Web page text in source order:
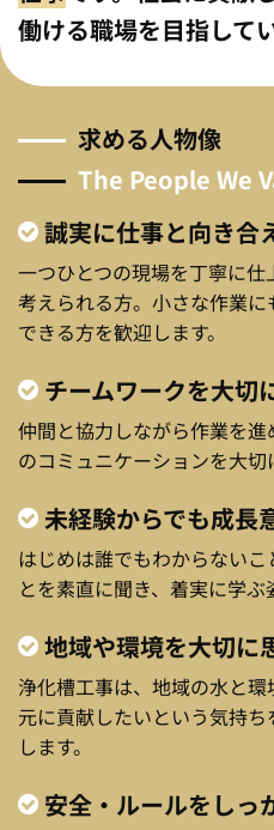
働ける職場を目指してい
求める人物像
The People We
誠実に仕事と向き合
一つひとつの現場を丁寧に
考えられる方。小さな作業
できる方を歓迎します。
チームワークを大切
仲間と協力しながら作業を
のコミュニケーションを大切
未経験からでも成長
はじめは誰でもわからない
とを素直に聞き、着実に学ぶ
地域や環境を大切に
浄化槽工事は、地域の水と
元に貢献したいという気持
します。
安全・ルールをしっ